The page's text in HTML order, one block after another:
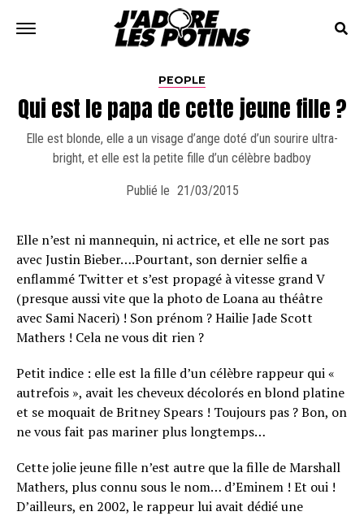
PEOPLE
Qui est le papa de cette jeune fille ?
Elle est blonde, elle a un visage d’ange doté d’un sourire ultra-
bright, et elle est la petite fille d’un célèbre badboy
Publié le 21/03/2015
Elle n’est ni mannequin, ni actrice, et elle ne sort pas
avec Justin Bieber….Pourtant, son dernier selfie a
enflammé Twitter et s’est propagé à vitesse grand V
(presque aussi vite que la photo de Loana au théâtre
avec Sami Naceri) ! Son prénom ? Hailie Jade Scott
Mathers ! Cela ne vous dit rien ?
Petit indice : elle est la fille d’un célèbre rappeur qui «
autrefois », avait les cheveux décolorés en blond platine
et se moquait de Britney Spears ! Toujours pas ? Bon, on
ne vous fait pas mariner plus longtemps…
Cette jolie jeune fille n’est autre que la fille de Marshall
Mathers, plus connu sous le nom… d’Eminem ! Et oui !
D’ailleurs, en 2002, le rappeur lui avait dédié une